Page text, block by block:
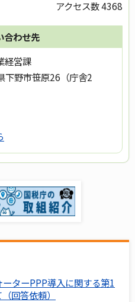
アクセス数4368
合わせ先
経営課
下野市笹原26（庁舎2
ーターPPP導入に関する第1
回答依頼）